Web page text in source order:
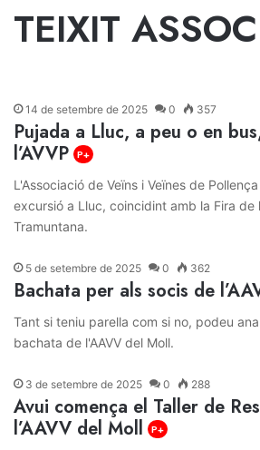
TEIXIT
14 de setembre de 2025 0 357
Pujada a Lluc, a peu o en
l’AVVP P+
L'Associació de Veïns i Veïnes de
excursió a Lluc, coincidint amb la Fira de
Tramuntana.
5 de setembre de 2025 0 362
Bachata per als socis de
Tant si teniu parella com si no, podeu
bachata de l'AAVV del Moll.
3 de setembre de 2025 0 288
Avui comença el Taller de
l’AAVV del Moll
P+